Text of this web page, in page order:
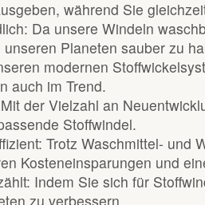
während Sie
Da unsere Windeln
Planeten sauber zu
modernen
auch im Trend.
der Vielzahl an
Stoffwindel.
Trotz Waschmittel- und
Kosteneinsparungen und
Indem Sie sich für
zu verbessern.